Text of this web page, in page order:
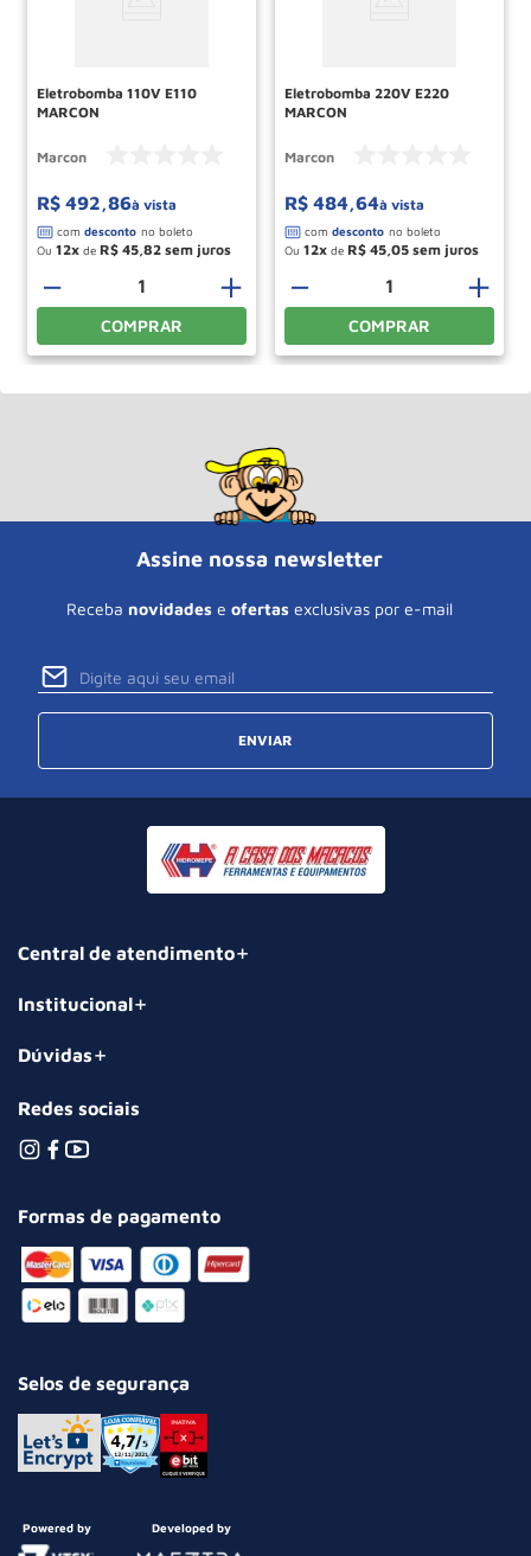
Eletrobomba 110V E110
MARCON
Marcon
R$ 492,86à vista
Ou 12 de R$ 45,82
＋
－
COMPRAR
Eletrobomba 220V E220
MARCON
Marcon
R$ 484,64à vista
Ou 12 de R$ 45,05
＋
－
COMPRAR
Assine nossa newsletter
Receba novidades e ofertas exclusivas por e-mail
ENVIAR
Central de atendimento
Institucional
Dúvidas
Redes sociais
Formas de pagamento
Selos de segurança
Powered by Developed by